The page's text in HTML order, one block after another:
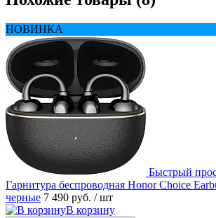
НОВИНКА
Быстрый
Гарнитура беспроводная Honor Choice
черные 7 490 руб. / шт
В корзину